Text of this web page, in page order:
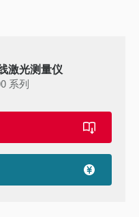
激光测量仪
系列